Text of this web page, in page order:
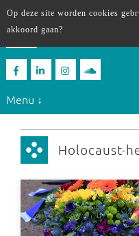
Menu ↓
Holocaust-
Op deze site worden cookies
akkoord gaan?